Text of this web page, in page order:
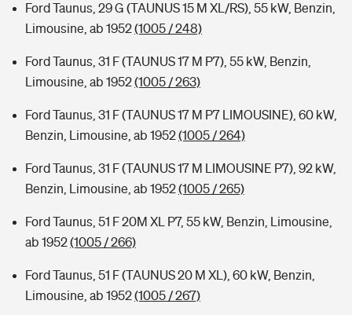
Ford Taunus, 29 G (TAUNUS 15 M XL/RS), 55 kW, Benzin,
Limousine, ab 1952(1005 / 248)
Ford Taunus, 31 F (TAUNUS 17 M P7), 55 kW, Benzin,
Limousine, ab 1952(1005 / 263)
Ford Taunus, 31 F (TAUNUS 17 M P7 LIMOUSINE), 60 kW,
Benzin, Limousine, ab 1952(1005 / 264)
Ford Taunus, 31 F (TAUNUS 17 M LIMOUSINE P7), 92 kW,
Benzin, Limousine, ab 1952(1005 / 265)
Ford Taunus, 51 F 20M XL P7, 55 kW, Benzin, Limousine,
ab 1952(1005 / 266)
Ford Taunus, 51 F (TAUNUS 20 M XL), 60 kW, Benzin,
Limousine, ab 1952(1005 / 267)